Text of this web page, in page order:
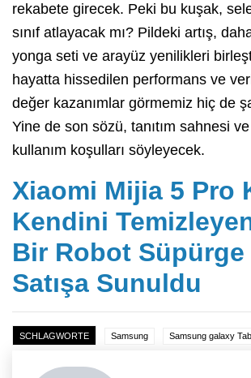
rekabete girecek. Peki bu kuşak,
sınıf atlayacak mı? Pildeki artış,
yonga seti ve arayüz yenilikleri
hayatta hissedilen performans ve
değer kazanımlar görmemiz hiç de
Yine de son sözü, tanıtım sahnesi
kullanım koşulları söyleyecek.
Xiaomi Mijia 5 Pro
Kendini
Bir Robot Süpürge
Satışa Sunuldu
SCHLAGWORTE Samsung Samsung galaxy Tab